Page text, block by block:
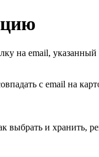
email, указанный
с email на
выбрать и хранить,